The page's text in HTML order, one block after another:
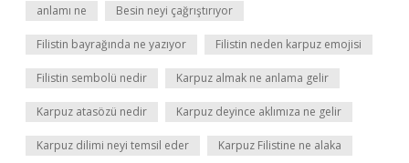
anlamı ne Besin neyi çağrıştırıyor
Filistin bayrağında ne yazıyor Filistin neden karpuz emojisi
Filistin sembolü nedir Karpuz almak ne anlama gelir
Karpuz atasözü nedir Karpuz deyince aklımıza ne gelir
Karpuz dilimi neyi temsil eder Karpuz Filistine ne alaka